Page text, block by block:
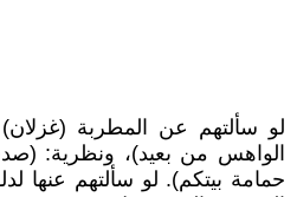
لو سألتهم عن المطربة
الواهس من بعيد)، ونظرية:
حمامة بيتكم). لو سألتهم عنها